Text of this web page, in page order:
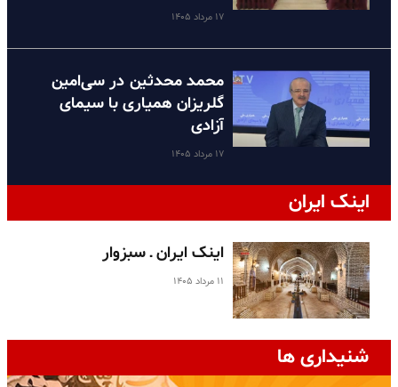
۱۷ مرداد ۱۴۰۵
محمد محدثین در سی‌امین
گلریزان همیاری با سیمای
آزادی
۱۷ مرداد ۱۴۰۵
اینک ایران
اینک ایران ـ سبزوار
۱۱ مرداد ۱۴۰۵
شنیداری ها